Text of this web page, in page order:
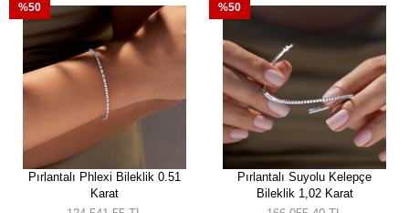
Pırlantalı Phlexi Bileklik 0.51
Karat
%50
Pırlantalı Suyolu Kelepçe
Bileklik 1,02 Karat
%50